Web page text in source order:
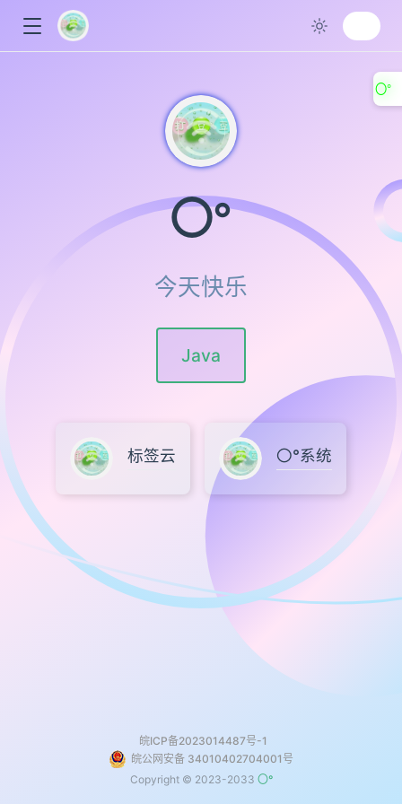
〇°
今天快乐
Java
标签云 〇°系统
皖ICP备2023014487号-1
皖公网安备 34010402704001号
Copyright © 2023-2033 〇°
〇°